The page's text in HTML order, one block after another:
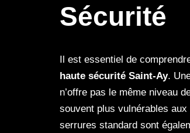
Sécurité
Il est essentiel de
haute sécurité Saint-Ay.
n’offre pas le même niveau
souvent plus vulnérables
serrures standard sont